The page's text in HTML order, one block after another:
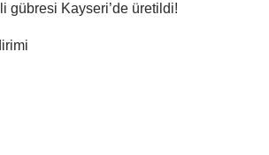
gübresi Kayseri’de üretildi!